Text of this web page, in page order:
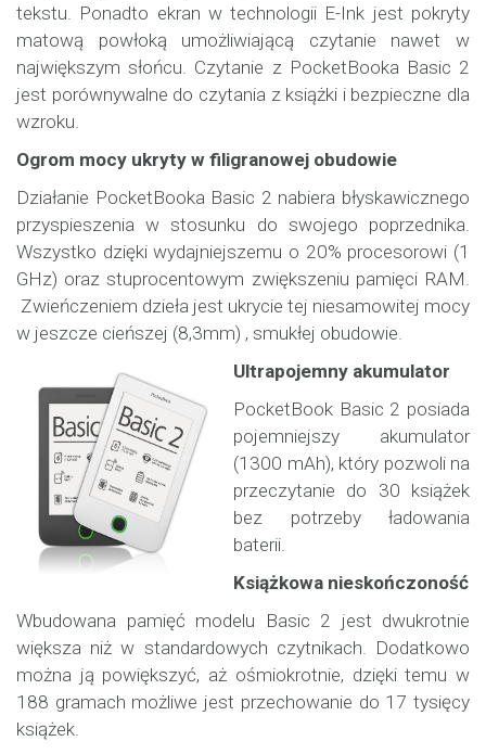
tekstu. Ponadto ekran w technologii E-Ink jest pokryty
matową powłoką umożliwiającą czytanie nawet w
największym słońcu. Czytanie z PocketBooka Basic 2
jest porównywalne do czytania z książki i bezpieczne dla
wzroku.
Ogrom mocy ukryty w filigranowej obudowie
Działanie PocketBooka Basic 2 nabiera błyskawicznego
przyspieszenia w stosunku do swojego poprzednika.
Wszystko dzięki wydajniejszemu o 20% procesorowi (1
GHz) oraz stuprocentowym zwiększeniu pamięci RAM.
Zwieńczeniem dzieła jest ukrycie tej niesamowitej mocy
w jeszcze cieńszej (8,3mm) , smukłej obudowie.
Ultrapojemny akumulator
PocketBook Basic 2 posiada
pojemniejszy akumulator
(1300 mAh), który pozwoli na
przeczytanie do 30 książek
bez potrzeby ładowania
baterii.
Książkowa nieskończoność
Wbudowana pamięć modelu Basic 2 jest dwukrotnie
większa niż w standardowych czytnikach. Dodatkowo
można ją powiększyć, aż ośmiokrotnie, dzięki temu w
188 gramach możliwe jest przechowanie do 17 tysięcy
książek.